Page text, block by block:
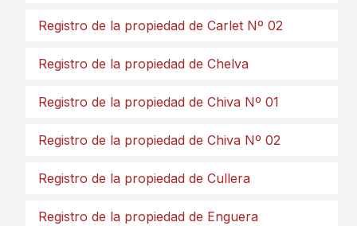
Registro de la propiedad de Carlet Nº 02
Registro de la propiedad de Chelva
Registro de la propiedad de Chiva Nº 01
Registro de la propiedad de Chiva Nº 02
Registro de la propiedad de Cullera
Registro de la propiedad de Enguera